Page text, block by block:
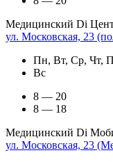
Медицинский Di
ул. Московская, 23
Пн, Вт, Ср, Чт,
Вс
8 — 20
8 — 18
Медицинский Di
ул. Московская, 23